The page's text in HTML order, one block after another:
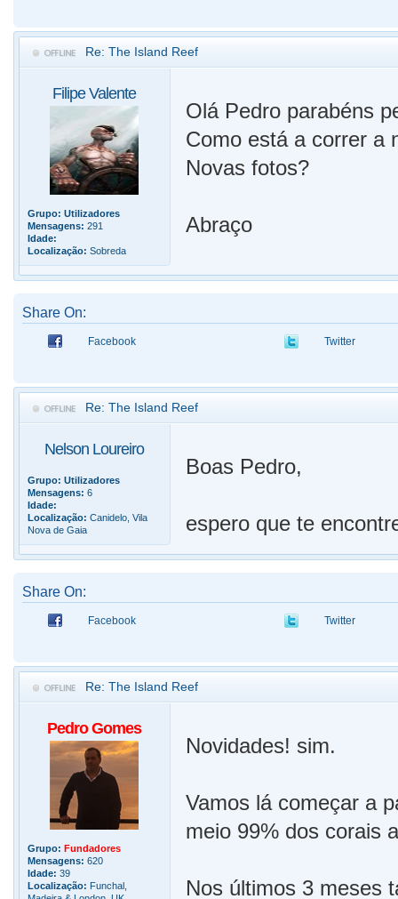
Re: The Island Reef
Filipe Valente
Grupo: Utilizadores
Mensagens: 291
Idade:
Localização: Sobreda
Olá Pedro parabéns
Como está a correr a
Novas fotos?
Abraço
Share On:
Facebook Twitter
Re: The Island Reef
Nelson Loureiro
Grupo: Utilizadores
Mensagens: 6
Idade:
Localização: Canidelo, Vila
Nova de Gaia
Boas Pedro,
espero que te
Share On:
Facebook Twitter
Re: The Island Reef
Pedro Gomes
Grupo: Fundadores
Mensagens: 620
Idade: 39
Localização: Funchal,
Novidades! sim.
Vamos lá começar a
meio 99% dos corais
Nos últimos 3 meses